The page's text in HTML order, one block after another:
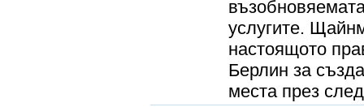
услугите.
настоящото
Берлин за
места през